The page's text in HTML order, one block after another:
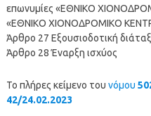
επωνυμίες «ΕΘΝΙΚΟ
«ΕΘΝΙΚΟ ΧΙΟΝΟΔΡΟΜΙΚΟ
Άρθρο 27 Εξουσιοδοτική
Άρθρο 28 Έναρξη ισχύος
Το πλήρες κείμενο του νόμου
42/24.02.2023